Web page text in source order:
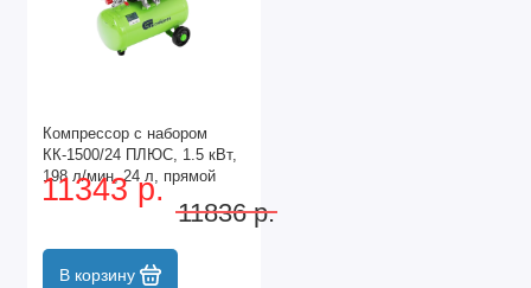
Компрессор с набором
КК-1500/24 ПЛЮС, 1.5 кВт,
198 л/мин, 24 л, прямой
привод, масляный Сибртех
11343 р.
11836 р.
В корзину